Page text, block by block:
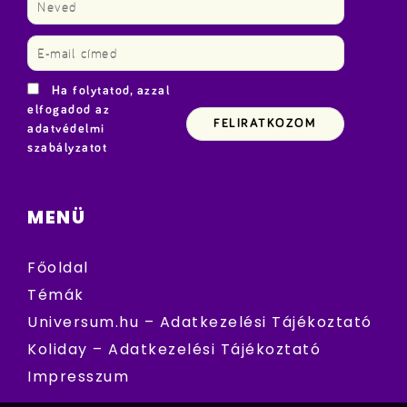
Ha folytatod, azzal
elfogadod az
adatvédelmi
szabályzatot
MENÜ
Főoldal
Témák
Universum.hu – Adatkezelési Tájékoztató
Koliday – Adatkezelési Tájékoztató
Impresszum